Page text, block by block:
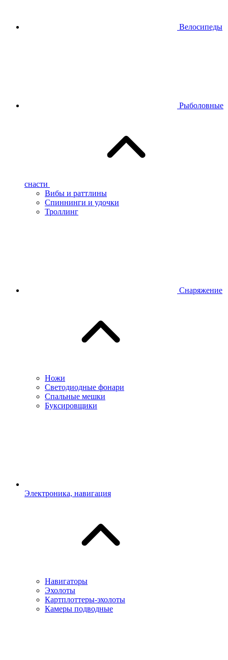
Велосипеды
Рыболовные
снасти
Вибы и раттлины
Спиннинги и удочки
Троллинг
Снаряжение
Ножи
Светодиодные фонари
Спальные мешки
Буксировщики
Электроника, навигация
Навигаторы
Эхолоты
Картплоттеры-эхолоты
Камеры подводные